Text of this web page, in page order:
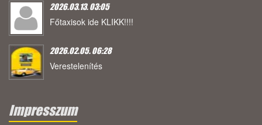
2026.03.13. 03:05
Főtaxisok ide KLIKK!!!!
2026.02.05. 06:28
Verestelenítés
Impresszum